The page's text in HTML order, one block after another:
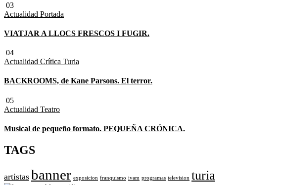
03
Actualidad Portada
VIATJAR A LLOCS FRESCOS I FUGIR.
04
Actualidad Crítica Turia
BACKROOMS, de Kane Parsons. El terror.
05
Actualidad Teatro
Musical de pequeño formato. PEQUEÑA CRÓNICA.
TAGS
artistas banner exposicion franquismo ivam programas television turia